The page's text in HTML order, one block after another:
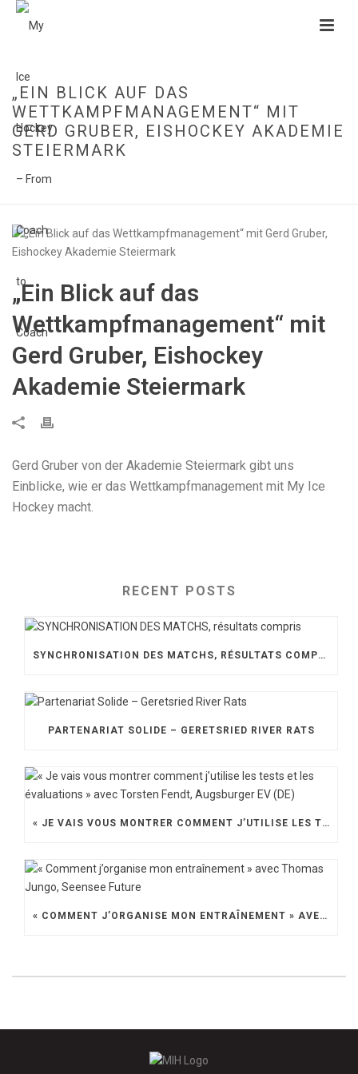
„EIN BLICK AUF DAS
WETTKAMPFMANAGEMENT“ MIT
GERD GRUBER, EISHOCKEY AKADEMIE
STEIERMARK
HOME
„Ein Blick auf das
Wettkampfmanagement“ mit
Gerd Gruber, Eishockey
Akademie Steiermark
Gerd Gruber von der Akademie Steiermark gibt uns
Einblicke, wie er das Wettkampfmanagement mit My Ice
Hockey macht.
RECENT POSTS
SYNCHRONISATION DES MATCHS, RÉSULTATS COMPRIS
PARTENARIAT SOLIDE – GERETSRIED RIVER RATS
« JE VAIS VOUS MONTRER COMMENT J’UTILISE LES TESTS ET LES ÉVALUATIONS » AVEC TORSTEN FENDT, AUGSBURGER EV (DE)
« COMMENT J’ORGANISE MON ENTRAÎNEMENT » AVEC THOMAS JUNGO, SEENSEE FUTURE